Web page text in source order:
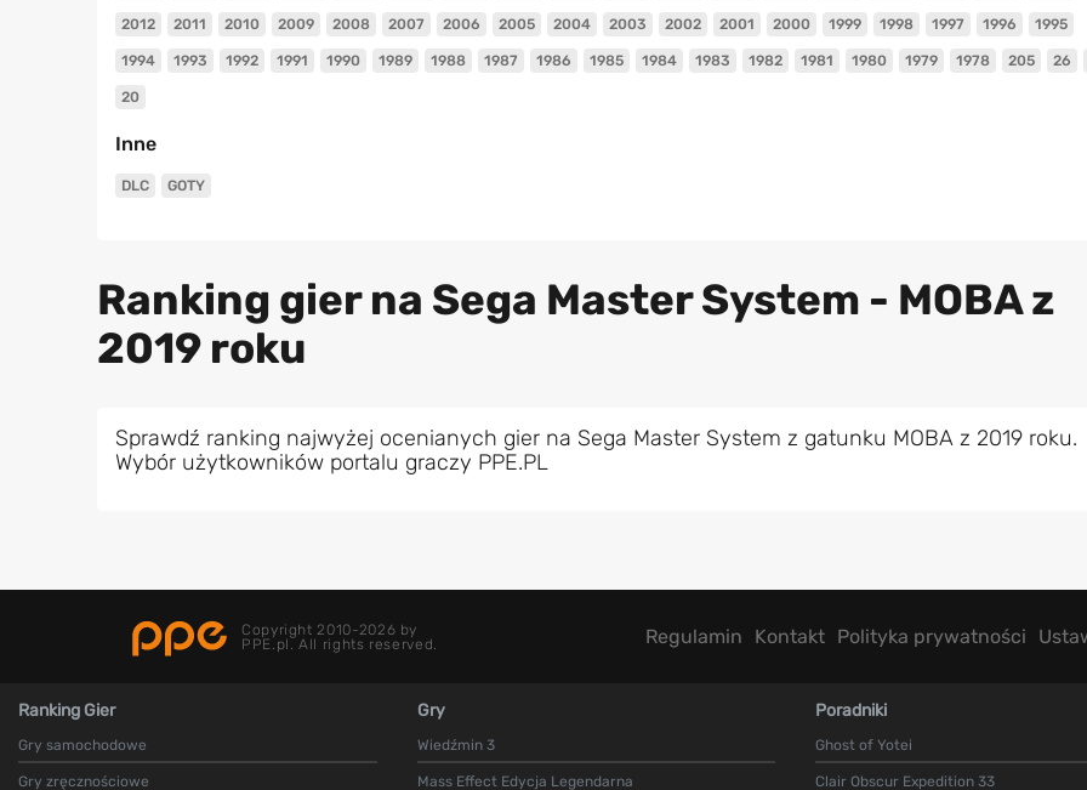
2012 2011 2010 2009 2008 2007 2006 2005 2004 2003 2002 2001 2000 1999 1998 1997 1996 1995
1994 1993 1992 1991 1990 1989 1988 1987 1986 1985 1984 1983 1982 1981 1980 1979 1978 205 26
20
Inne
DLC GOTY
Ranking gier na Sega Master System - MOBA z
2019 roku
Sprawdź ranking najwyżej ocenianych gier na Sega Master System z gatunku MOBA z 2019 roku.
Wybór użytkowników portalu graczy PPE.PL
Copyright 2010-2026 by
PPE.pl. All rights reserved.
Regulamin Kontakt Polityka prywatności
Ranking Gier
Gry samochodowe
Gry zręcznościowe
Gry
Wiedźmin 3
Mass Effect Edycja Legendarna
Poradniki
Ghost of Yotei
Clair Obscur Expedition 33